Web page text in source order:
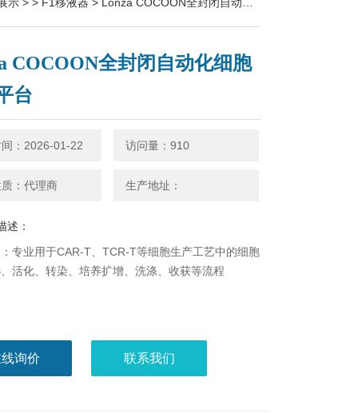
COCOON全封闭自动化细胞
台
：2026-01-22 访问量：910
：代理商 生产地址：
述：
专业用于CAR-T、TCR-T等细胞生产工艺中的细胞
活化、转染、培养扩增、洗涤、收获等流程
询价 联系我们